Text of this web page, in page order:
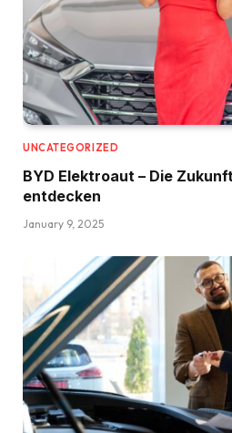
UNCATEGORIZED
BYD Elektroaut – Die
entdecken
January 9, 2025